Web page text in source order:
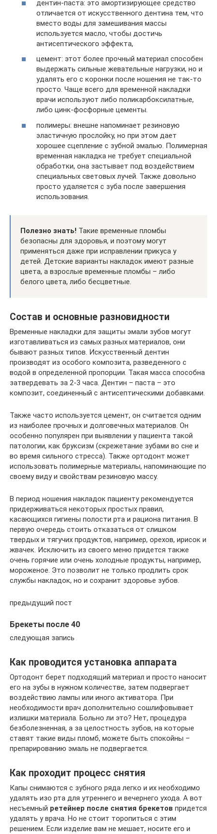
дентин-паста: это амортизирующее средство
отличается от искусственного дентина тем, что
вместо воды для замешивания массы
используется масло, чтобы достичь
антисептического эффекта,
цемент: этот более прочный материал способен
выдержать сильные жевательные нагрузки, но и
удалять его с коронки после ношения не так-то
просто. Чаще всего для временной накладки
врачи используют либо поликарбоксилатные,
либо цинк-фосфорные цементы.
полимеры: внешне напоминает резиновую
эластичную прослойку, но при этом дает
хорошее сцепление с зубной эмалью. Полимерная
временная накладка не требует специальной
обработки, она застывает под воздействием
специальных световых лучей. Также довольно
просто удаляется с зуба после завершения
использования.
Полезно знать! Такие временные пломбы
безопасны для здоровья, и поэтому могут
применяться даже при исправлении прикуса у
детей. Детские варианты накладок имеют разные
цвета, а взрослые временные пломбы – либо
белого цвета, либо бесцветные.
Состав и основные разновидности
Временные накладки для защиты эмали зубов могут
изготавливаться из самых разных материалов, они
бывают разных типов. Искусственный дентин
производят из особого композита, разведенного с
водой в определенной пропорции. Такая масса способна
затвердевать за 2-3 часа. Дентин – паста – это
композит, соединенный с антисептическими добавками.
Также часто используется цемент, он считается одним
из наиболее прочных и долговечных материалов. Он
особенно популярен при выявлении у пациента такой
патологии, как бруксизм (скрежетание зубами во сне и
во время сильного стресса). Также ортодонт может
использовать полимерные материалы, напоминающие по
своему виду и свойствам резиновую массу.
В период ношения накладок пациенту рекомендуется
придерживаться некоторых простых правил,
касающихся гигиены полости рта и рациона питания. В
первую очередь стоить отказаться от слишком
твердых и тягучих продуктов, например, орехов, ирисок и
жвачек. Исключить из своего меню придется также
очень горячие или очень холодные продукты, например,
мороженое. Это позволит не только продлить срок
службы накладок, но и сохранит здоровье зубов.
предыдущий пост
Брекеты после 40
следующая запись
Как проводится установка аппарата
Ортодонт берет подходящий материал и просто наносит
его на зубы в нужном количестве, затем подвергает
воздействию лампы или иного активатора. При
необходимости врач дополнительно сошлифовывает
излишки материала. Больно ли это? Нет, процедура
безболезненная, а за целостность зубов, на которые
ставят такие виды пломб, можете быть спокойны –
препарированию эмаль не подвергается.
Как проходит процесс снятия
Капы снимаются с зубного ряда легко и их необходимо
удалять изо рта для утреннего и вечернего ухода. А вот
несъемный ретейнер после снятия брекетов придется
удалять у врача. Но не стоит торопиться с этим
решением. Если изделие вам не мешает, носите его и